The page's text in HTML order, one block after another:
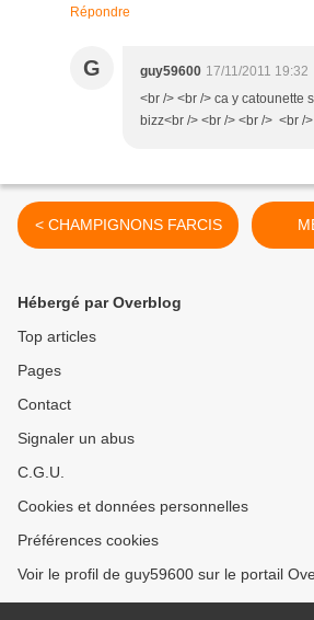
Répondre
G guy59600 17/11/2011 19:32
<br /> <br /> ca y catounette
bizz<br /> <br /> <br /> <br /
< CHAMPIGNONS FARCIS
Hébergé par Overblog
Top articles
Pages
Contact
Signaler un abus
C.G.U.
Cookies et données personnelles
Préférences cookies
Voir le profil de guy59600 sur le portail